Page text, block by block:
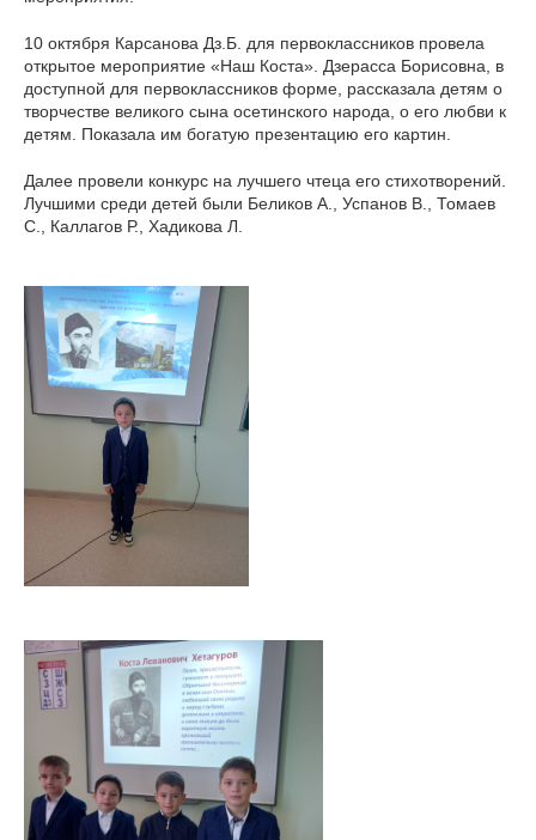
10 октября Карсанова Дз.Б. для первоклассников провела
открытое мероприятие «Наш Коста». Дзерасса Борисовна, в
доступной для первоклассников форме, рассказала детям о
творчестве великого сына осетинского народа, о его любви к
детям. Показала им богатую презентацию его картин.
Далее провели конкурс на лучшего чтеца его стихотворений.
Лучшими среди детей были Беликов А., Успанов В., Томаев
С., Каллагов Р., Хадикова Л.